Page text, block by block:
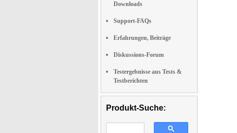
Downloads
Support-FAQs
Erfahrungen, Beiträge
Diskussions-Forum
Testergebnisse aus Tests &
Testberichten
Produkt-Suche: